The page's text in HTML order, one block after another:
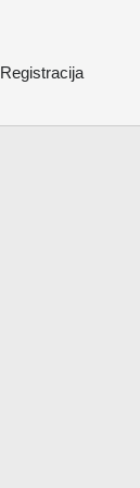
Registracija